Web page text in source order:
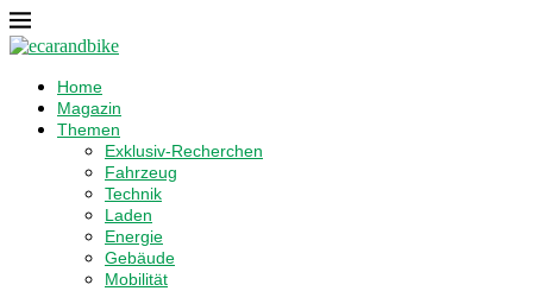
Home
Magazin
Themen
Exklusiv-Recherchen
Fahrzeug
Technik
Laden
Energie
Gebäude
Mobilität